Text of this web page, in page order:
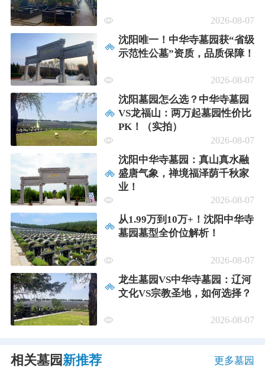
2026-08-07
沈阳唯一！中华寺墓园获“省级
示范性公墓”资质，品质保障！
2026-08-07
沈阳墓园怎么选？中华寺墓园
VS龙福山：两万起墓园性价比
PK！（实拍）
2026-08-07
沈阳中华寺墓园：真山真水融
盛唐气象，禅境福泽荫千秋家
业！
2026-08-07
从1.99万到10万+！沈阳中华寺
墓园墓型全价位解析！
2026-08-07
龙生墓园VS中华寺墓园：辽河
文化VS宗教圣地，如何选择？
2026-08-07
相关墓园新推荐 更多墓园